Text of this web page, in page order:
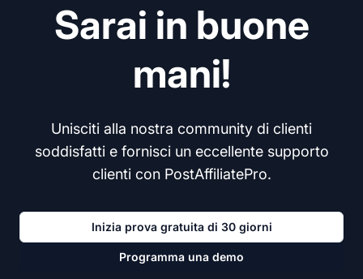
Sarai in buone
mani!
Unisciti alla nostra community di clienti
soddisfatti e fornisci un eccellente supporto
clienti con PostAffiliatePro.
Inizia prova gratuita di 30 giorni
Programma una demo